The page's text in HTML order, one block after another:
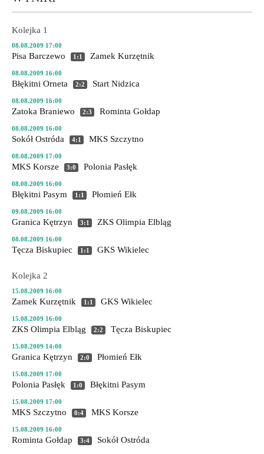
Kolejka 1
08.08.2009 17:00
Pisa Barczewo 1:1 Zamek Kurzętnik
08.08.2009 16:00
Błękitni Orneta 2:2 Start Nidzica
08.08.2009 16:00
Zatoka Braniewo 2:3 Rominta Gołdap
08.08.2009 16:00
Sokół Ostróda 4:1 MKS Szczytno
08.08.2009 17:00
MKS Korsze 3:0 Polonia Pasłęk
08.08.2009 16:00
Błękitni Pasym 1:1 Płomień Ełk
09.08.2009 16:00
Granica Kętrzyn 3:1 ZKS Olimpia Elbląg
08.08.2009 16:00
Tęcza Biskupiec 1:1 GKS Wikielec
Kolejka 2
15.08.2009 16:00
Zamek Kurzętnik 1:1 GKS Wikielec
15.08.2009 16:00
ZKS Olimpia Elbląg 2:2 Tęcza Biskupiec
15.08.2009 14:00
Granica Kętrzyn 2:0 Płomień Ełk
15.08.2009 17:00
Polonia Pasłęk 1:0 Błękitni Pasym
15.08.2009 17:00
MKS Szczytno 0:4 MKS Korsze
15.08.2009 16:00
Rominta Gołdap 3:4 Sokół Ostróda